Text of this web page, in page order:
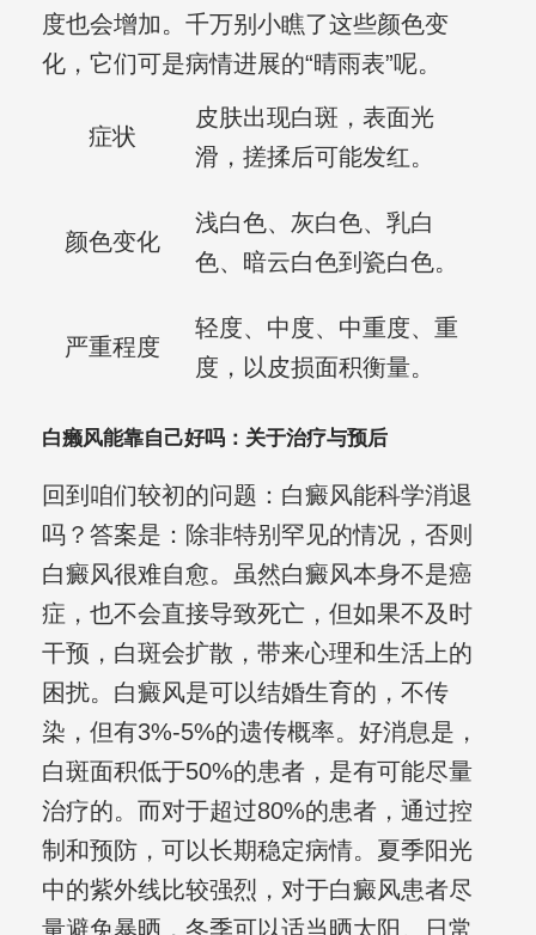
度也会增加。千万别小瞧了这些颜色变
化，它们可是病情进展的“晴雨表”呢。
症状
皮肤出现白斑，表面光
滑，搓揉后可能发红。
颜色变化
浅白色、灰白色、乳白
色、暗云白色到瓷白色。
严重程度
轻度、中度、中重度、重
度，以皮损面积衡量。
白癞风能靠自己好吗：关于治疗与预后
回到咱们较初的问题：白癜风能科学消退
吗？答案是：除非特别罕见的情况，否则
白癜风很难自愈。虽然白癜风本身不是癌
症，也不会直接导致死亡，但如果不及时
干预，白斑会扩散，带来心理和生活上的
困扰。白癜风是可以结婚生育的，不传
染，但有3%-5%的遗传概率。好消息是，
白斑面积低于50%的患者，是有可能尽量
治疗的。而对于超过80%的患者，通过控
制和预防，可以长期稳定病情。夏季阳光
中的紫外线比较强烈，对于白癜风患者尽
量避免暴晒，冬季可以适当晒太阳。日常